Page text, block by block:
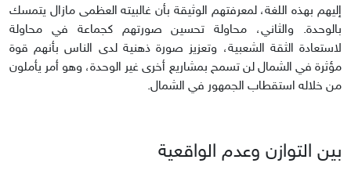
إليهم بهذه اللغة، لمعرفتهم الوثيقة بأن غالبيته العظمى مازال يتمسك
بالوحدة. والثاني، محاولة تحسين صورتهم كجماعة في محاولة
لاستعادة الثقة الشعبية، وتعزيز صورة ذهنية لدى الناس بأنهم قوة
مؤثرة في الشمال لن تسمح بمشاريع أخرى غير الوحدة، وهو أمر يأملون
من خلاله استقطاب الجمهور في الشمال.
بين التوازن وعدم الواقعية